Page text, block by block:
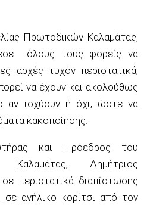
Πρωτοδικών Καλαμάτας,
όλους τους φορείς να
αρχές τυχόν περιστατικά,
να έχουν και ακολούθως
αν ισχύουν ή όχι, ώστε να
κακοποίησης.
και Πρόεδρος του
Καλαμάτας, Δημήτριος
περιστατικά διαπίστωσης
σε ανήλικο κορίτσι από τον